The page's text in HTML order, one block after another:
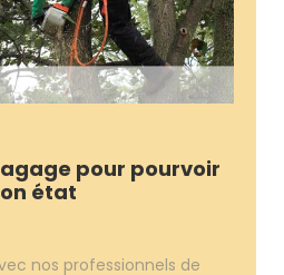
pour pourvoir
état
nos professionnels de